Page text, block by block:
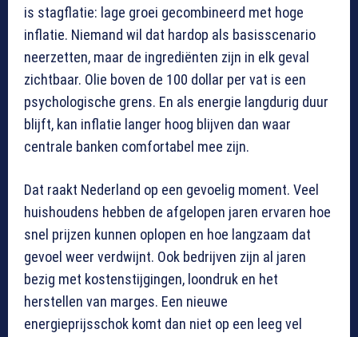
is stagflatie: lage groei gecombineerd met hoge
inflatie. Niemand wil dat hardop als basisscenario
neerzetten, maar de ingrediënten zijn in elk geval
zichtbaar. Olie boven de 100 dollar per vat is een
psychologische grens. En als energie langdurig duur
blijft, kan inflatie langer hoog blijven dan waar
centrale banken comfortabel mee zijn.
Dat raakt Nederland op een gevoelig moment. Veel
huishoudens hebben de afgelopen jaren ervaren hoe
snel prijzen kunnen oplopen en hoe langzaam dat
gevoel weer verdwijnt. Ook bedrijven zijn al jaren
bezig met kostenstijgingen, loondruk en het
herstellen van marges. Een nieuwe
energieprijsschok komt dan niet op een leeg vel